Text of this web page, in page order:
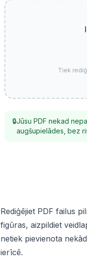
Tiek
🔒Jūsu PDF nekad
augšupielādes, bez
Rediģējiet PDF failus
figūras, aizpildiet
netiek pievienota
ierīcē.